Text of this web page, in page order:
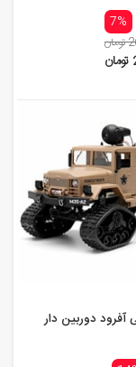
7%
آفرود دوربین دار